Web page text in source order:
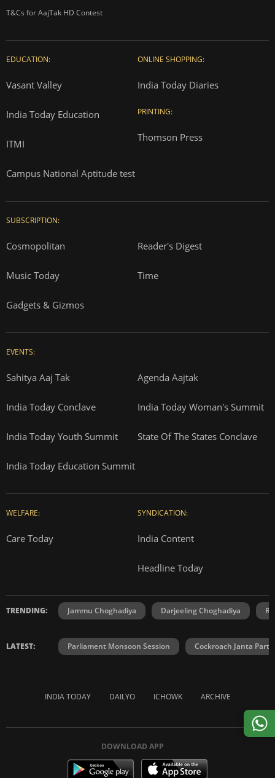
T&Cs for AajTak HD Contest
EDUCATION:
Vasant Valley
India Today Education
ITMI
Campus National Aptitude test
ONLINE SHOPPING:
India Today Diaries
PRINTING:
Thomson Press
SUBSCRIPTION:
Cosmopolitan Reader's Digest
Music Today Time
Gadgets & Gizmos
EVENTS:
Sahitya Aaj Tak Agenda Aajtak
India Today Conclave India Today Woman's Summit
India Today Youth Summit State Of The States Conclave
India Today Education Summit
WELFARE:
Care Today
SYNDICATION:
India Content
Headline Today
TRENDING: Jammu Choghadiya Darjeeling Choghadiya
LATEST: Parliament Monsoon Session Cockroach Janta
INDIA TODAY DAILYO ICHOWK ARCHIVE
DOWNLOAD APP